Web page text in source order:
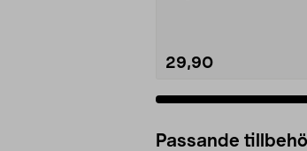
29,90
Passande